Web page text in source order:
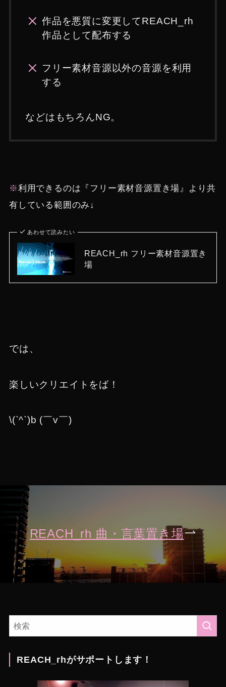
作品を悪質に変更してREACH_rh
作品として配布する
フリー素材音源以外の音源を利用
する
などはもちろんNG。
※利用できるのは『フリー素材音源置き場』より共
有している範囲のみ↓
あわせて読みたい
REACH_rh フリー素材音源置き
場
では、
楽しいクリエイトをば！
\(`^`)b (￣v￣)ゞ
REACH_rh 曲・言葉置き場
REACH_rhがサポートします！